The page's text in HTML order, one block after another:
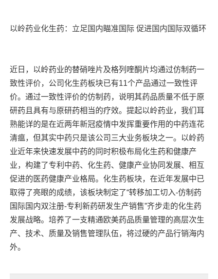
以岭药业化生药：立足国内瞄准国际 促进国内国际双循环
近日，以岭药业的替硝唑片及格列喹酮片均通过仿制药一
致性评价，公司化生药板块已有11个产品通过一致性评
价。通过一致性评价的仿制药，说明其药品质量不低于原
研药且具有与原研药相当的疗效。提起以岭药业，我们耳
熟能详的是在近两年新冠疫情中发挥重要作用的中药连花
清瘟，但其实中药只是该公司三大业务板块之一。以岭药
业近年来快速发展中药的同时积极布局化生药和健康产
业，构建了专利中药、化生药、健康产业协同发展、相互
促进的医药健康产业格局。化生药板块，在近年发展中已
取得了亮眼的成绩，该板块制定了“转移加工切入-仿制药
国际国内双注册-专利新药研发生产销售”齐步走的化生药
发展战略。培养了一支精通欧美药品质量管理的高层次生
产、技术、质量及销售管理队伍，将过硬的产品行销海内
外。